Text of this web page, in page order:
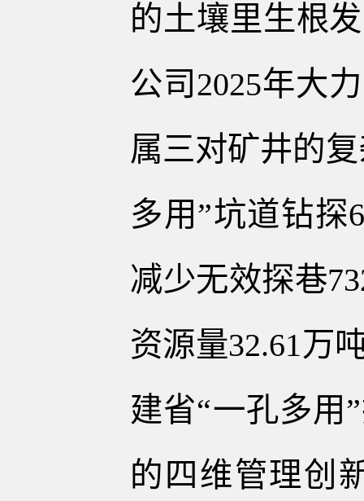
的土壤里生根
公司2025年大
属三对矿井的
多用”坑道钻探
减少无效探巷
资源量32.61万
建省“一孔多用
的四维管理创